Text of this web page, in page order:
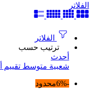
الفلاتر
الفلاتر
ترتيب حسب
أحدث
شعبية متوسط ​​تقييم
-6% محدود